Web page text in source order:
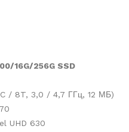
16G/256G SSD
/ 8T, 3,0 / 4,7 ГГц, 12 МБ)
UHD 630